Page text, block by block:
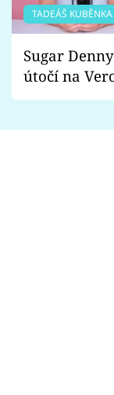
TADEÁŠ KUBĚNKA
Sugar
útočí na
Proč je